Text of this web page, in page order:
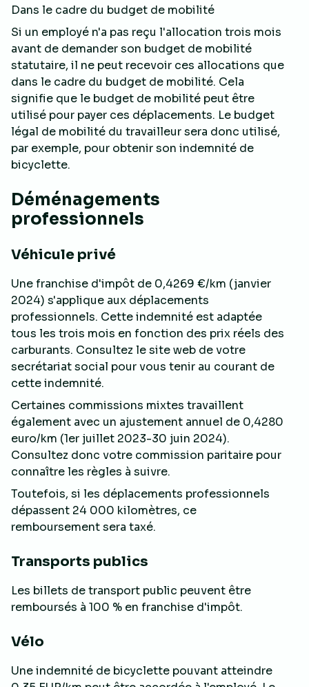
Dans le cadre du budget de mobilité
Si un employé n'a pas reçu l'allocation trois mois
avant de demander son budget de mobilité
statutaire, il ne peut recevoir ces allocations que
dans le cadre du budget de mobilité. Cela
signifie que le budget de mobilité peut être
utilisé pour payer ces déplacements. Le budget
légal de mobilité du travailleur sera donc utilisé,
par exemple, pour obtenir son indemnité de
bicyclette.
Déménagements
professionnels
Véhicule privé
Une franchise d'impôt de 0,4269 €/km (janvier
2024) s'applique aux déplacements
professionnels. Cette indemnité est adaptée
tous les trois mois en fonction des prix réels des
carburants. Consultez le site web de votre
secrétariat social pour vous tenir au courant de
cette indemnité.
Certaines commissions mixtes travaillent
également avec un ajustement annuel de 0,4280
euro/km (1er juillet 2023-30 juin 2024).
Consultez donc votre commission paritaire pour
connaître les règles à suivre.
Toutefois, si les déplacements professionnels
dépassent 24 000 kilomètres, ce
remboursement sera taxé.
Transports publics
Les billets de transport public peuvent être
remboursés à 100 % en franchise d'impôt.
Vélo
Une indemnité de bicyclette pouvant atteindre